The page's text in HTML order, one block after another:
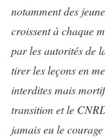
notamment des
croissent à chaque
par les autorités de
tirer les leçons en
interdites mais
transition et le
jamais eu le